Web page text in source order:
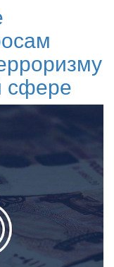
сфере